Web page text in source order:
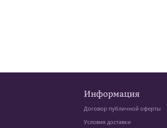
Информация
Договор публичной оферты
Условия доставки